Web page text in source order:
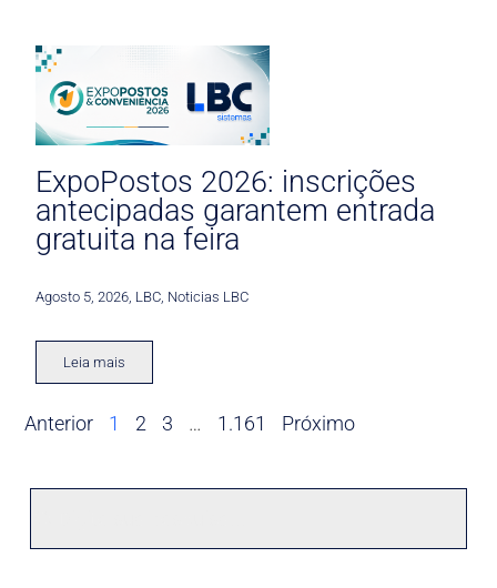
ExpoPostos 2026: inscrições
antecipadas garantem entrada
gratuita na feira
Agosto 5, 2026 LBC Noticias LBC
Leia mais
Anterior 1 2 3 … 1.161 Próximo